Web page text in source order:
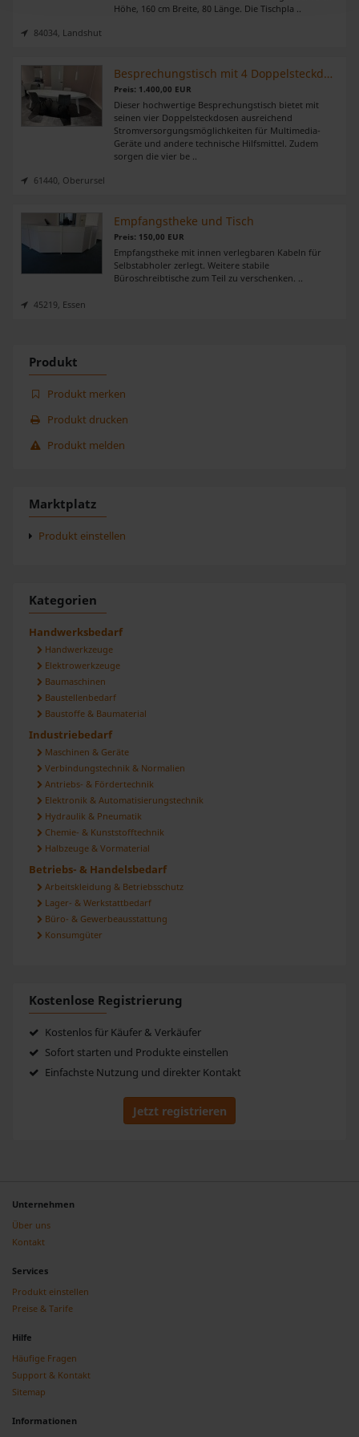
Wir verwenden Cookies, um Inhalte und Anzeigen zu
zu können und die Zugriffe auf unsere Website zu
analysieren. Außerdem geben wir Informationen zu Ihrer
Verwendung unserer Website an unsere Partner für
soziale Medien, Werbung und Analysen weiter. Unsere
Partner führen diese Informationen möglicherweise mit
weiteren Daten zusammen, die Sie ihnen bereitgestellt
haben oder die sie im Rahmen Ihrer Nutzung der Dienste
Höhe, 160 cm Breite, 80 Länge. Die Tischpla ..
84034, Landshut
Besprechungstisch mit 4 Doppelsteckdosen und 4 Besprechungsstühle
Preis: 1.400,00 EUR
Dieser hochwertige Besprechungstisch bietet mit
seinen vier Doppelsteckdosen ausreichend
Stromversorgungsmöglichkeiten für Multimedia-
Geräte und andere technische Hilfsmittel. Zudem
sorgen die vier be ..
61440, Oberursel
Empfangstheke und Tisch
Preis: 150,00 EUR
Empfangstheke mit innen verlegbaren Kabeln für
Selbstabholer zerlegt. Weitere stabile
Büroschreibtische zum Teil zu verschenken. ..
45219, Essen
Produkt
Produkt merken
Produkt drucken
Produkt melden
Marktplatz
Produkt einstellen
Kategorien
Handwerksbedarf
Handwerkzeuge
Elektrowerkzeuge
Baumaschinen
Baustellenbedarf
Baustoffe & Baumaterial
Industriebedarf
Maschinen & Geräte
Verbindungstechnik & Normalien
Antriebs- & Fördertechnik
Elektronik & Automatisierungstechnik
Hydraulik & Pneumatik
Chemie- & Kunststofftechnik
Halbzeuge & Vormaterial
Betriebs- & Handelsbedarf
Arbeitskleidung & Betriebsschutz
Lager- & Werkstattbedarf
Büro- & Gewerbeausstattung
Konsumgüter
Kostenlose Registrierung
Kostenlos für Käufer & Verkäufer
Sofort starten und Produkte einstellen
Einfachste Nutzung und direkter Kontakt
Jetzt registrieren
Unternehmen
Über uns
Kontakt
Services
Produkt einstellen
Preise & Tarife
Hilfe
Häufige Fragen
Support & Kontakt
Sitemap
Informationen